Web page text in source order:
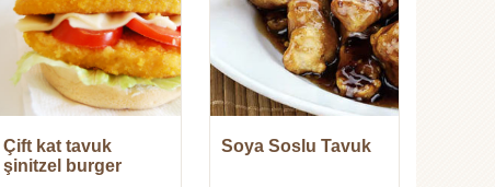
Çift kat tavuk
şinitzel burger
Soya Soslu Tavuk